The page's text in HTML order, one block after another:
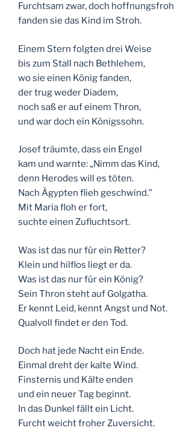
Furchtsam zwar, doch hoffnungsfroh
fanden sie das Kind im Stroh.
Einem Stern folgten drei Weise
bis zum Stall nach Bethlehem,
wo sie einen König fanden,
der trug weder Diadem,
noch saß er auf einem Thron,
und war doch ein Königssohn.
Josef träumte, dass ein Engel
kam und warnte: „Nimm das Kind,
denn Herodes will es töten.
Nach Ägypten flieh geschwind.”
Mit Maria floh er fort,
suchte einen Zufluchtsort.
Was ist das nur für ein Retter?
Klein und hilflos liegt er da.
Was ist das nur für ein König?
Sein Thron steht auf Golgatha.
Er kennt Leid, kennt Angst und Not.
Qualvoll findet er den Tod.
Doch hat jede Nacht ein Ende.
Einmal dreht der kalte Wind.
Finsternis und Kälte enden
und ein neuer Tag beginnt.
In das Dunkel fällt ein Licht.
Furcht weicht froher Zuversicht.